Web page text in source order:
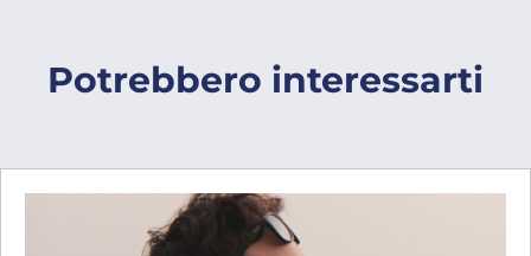
Potrebbero interessarti